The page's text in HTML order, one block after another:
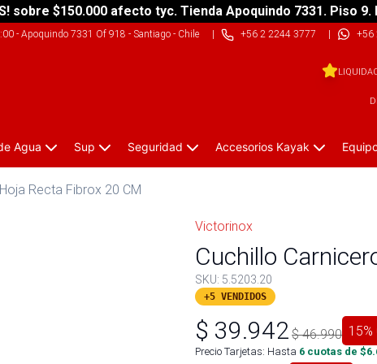
sobre $150.000 afecto tyc. Tienda Apoquindo 7331. Piso 9.
- Apoquindo 7331 Of 918 - Santiago - Chile| +56 2 2244 3777 | +56
Agua Sup Seguridad Accesorios Kayak
Recta Fibrox 20 CM
Victorinox
Cuchillo
SKU: 5.5203.20
+5 VENDIDOS
$ 39.942 $46.990 15%
Precio Tarjetas: Hasta 6 cuotas de $